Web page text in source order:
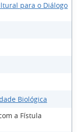
para o Diálogo
Biológica
a Fístula